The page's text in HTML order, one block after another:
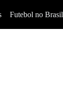
Futebol no Brasil